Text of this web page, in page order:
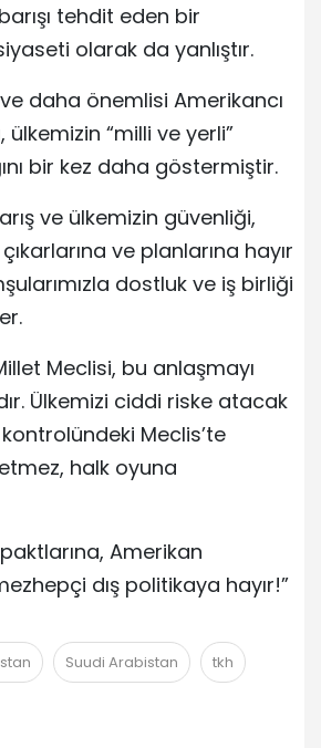
tehdit eden bir
olarak da yanlıştır.
daha önemlisi Amerikancı
ülkemizin “milli ve yerli”
bir kez daha göstermiştir.
ve ülkemizin güvenliği,
ve planlarına hayır
dostluk ve iş birliği
Meclisi, bu anlaşmayı
Ülkemizi ciddi riske atacak
kontrolündeki Meclis’te
halk oyuna
Amerikan
dış politikaya hayır!”
Suudi Arabistan tkh